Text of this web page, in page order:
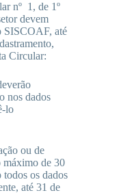
nº 1, de 1º
devem
SISCOAF, até
Circular:
nos dados
lo
ou de
máximo de 30
os dados
até 31 de